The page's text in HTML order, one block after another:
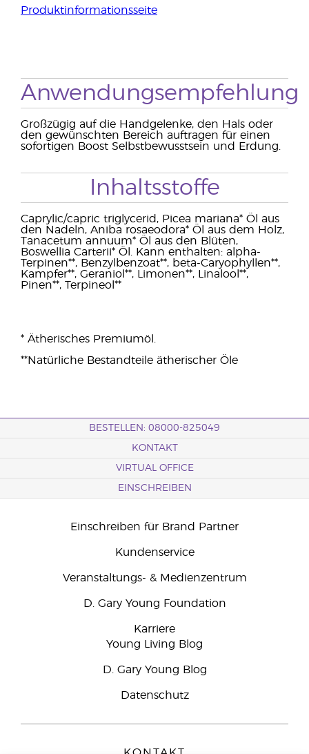
Produktinformationsseite
Anwendungsempfehlung
Großzügig auf die Handgelenke, den Hals oder
den gewünschten Bereich auftragen für einen
sofortigen Boost Selbstbewusstsein und Erdung.
Inhaltsstoffe
Caprylic/capric triglycerid, Picea mariana* Öl aus
den Nadeln, Aniba rosaeodora* Öl aus dem Holz,
Tanacetum annuum* Öl aus den Blüten,
Boswellia Carterii* Öl. Kann enthalten: alpha-
Terpinen**, Benzylbenzoat**, beta-Caryophyllen**,
Kampfer**, Geraniol**, Limonen**, Linalool**,
Pinen**, Terpineol**
* Ätherisches Premiumöl.
**Natürliche Bestandteile ätherischer Öle
BESTELLEN: 08000-825049
KONTAKT
VIRTUAL OFFICE
EINSCHREIBEN
Einschreiben für Brand Partner
Kundenservice
Veranstaltungs- & Medienzentrum
D. Gary Young Foundation
Karriere
Young Living Blog
D. Gary Young Blog
Datenschutz